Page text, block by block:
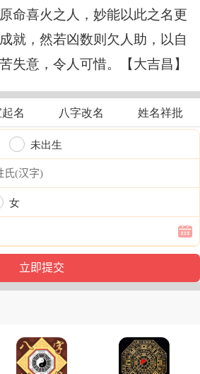
命喜火之人，妙能以此之名更
就，然若凶数则欠人助，以自
失意，令人可惜。【大吉昌】
名 八字改名 姓名祥批
未出生
女